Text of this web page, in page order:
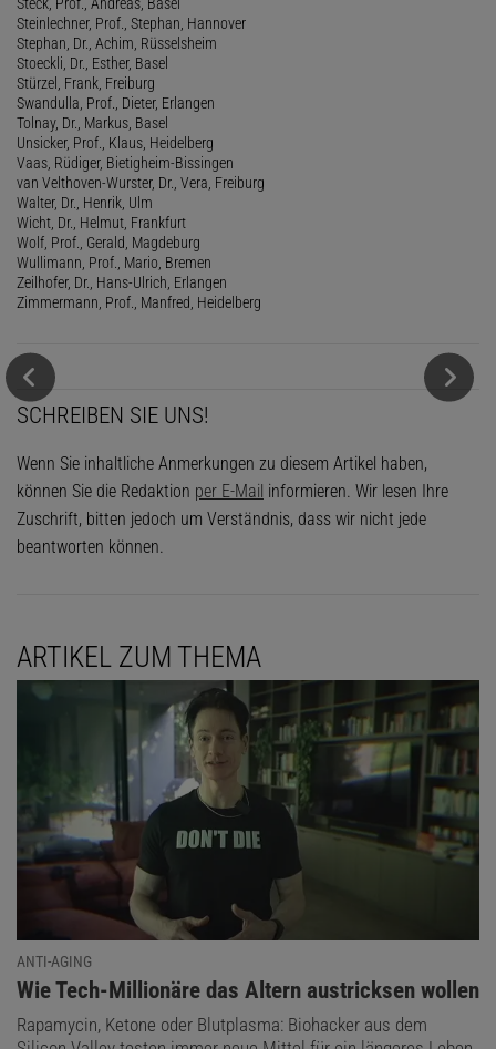
Steinlechner, Prof., Stephan, Hannover
Stephan, Dr., Achim, Rüsselsheim
Stoeckli, Dr., Esther, Basel
Stürzel, Frank, Freiburg
Swandulla, Prof., Dieter, Erlangen
Tolnay, Dr., Markus, Basel
Unsicker, Prof., Klaus, Heidelberg
Vaas, Rüdiger, Bietigheim-Bissingen
van Velthoven-Wurster, Dr., Vera, Freiburg
Walter, Dr., Henrik, Ulm
Wicht, Dr., Helmut, Frankfurt
Wolf, Prof., Gerald, Magdeburg
Wullimann, Prof., Mario, Bremen
Zeilhofer, Dr., Hans-Ulrich, Erlangen
Zimmermann, Prof., Manfred, Heidelberg
SCHREIBEN SIE UNS!
Wenn Sie inhaltliche Anmerkungen zu diesem Artikel haben,
können Sie die Redaktion per E-Mail informieren. Wir lesen Ihre
Zuschrift, bitten jedoch um Verständnis, dass wir nicht jede
beantworten können.
ARTIKEL ZUM THEMA
ANTI-AGING
:
Wie Tech-Millionäre das Altern austricksen wollen
Rapamycin, Ketone oder Blutplasma: Biohacker aus dem